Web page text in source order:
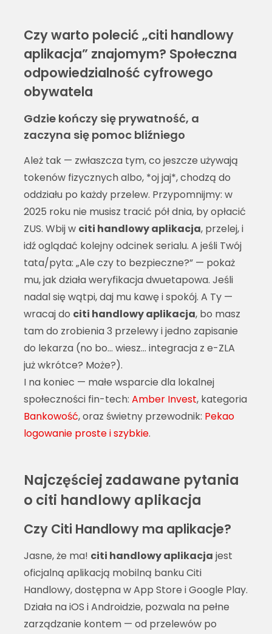
Czy warto polecić „citi handlowy
aplikacja” znajomym? Społeczna
odpowiedzialność cyfrowego
obywatela
Gdzie kończy się prywatność, a
zaczyna się pomoc bliźniego
Ależ tak — zwłaszcza tym, co jeszcze używają
tokenów fizycznych albo, *oj jaj*, chodzą do
oddziału po każdy przelew. Przypomnijmy: w
2025 roku nie musisz tracić pół dnia, by opłacić
ZUS. Wbij w citi handlowy aplikacja, przelej, i
idź oglądać kolejny odcinek serialu. A jeśli Twój
tata/pyta: „Ale czy to bezpieczne?” — pokaż
mu, jak działa weryfikacja dwuetapowa. Jeśli
nadal się wątpi, daj mu kawę i spokój. A Ty —
wracaj do citi handlowy aplikacja, bo masz
tam do zrobienia 3 przelewy i jedno zapisanie
do lekarza (no bo… wiesz… integracja z e-ZLA
już wkrótce? Może?).
I na koniec — małe wsparcie dla lokalnej
społeczności fin-tech: Amber Invest, kategoria
Bankowość, oraz świetny przewodnik: Pekao
logowanie proste i szybkie.
Najczęściej zadawane pytania
o citi handlowy aplikacja
Czy Citi Handlowy ma aplikacje?
Jasne, że ma! citi handlowy aplikacja jest
oficjalną aplikacją mobilną banku Citi
Handlowy, dostępna w App Store i Google Play.
Działa na iOS i Androidzie, pozwala na pełne
zarządzanie kontem — od przelewów po